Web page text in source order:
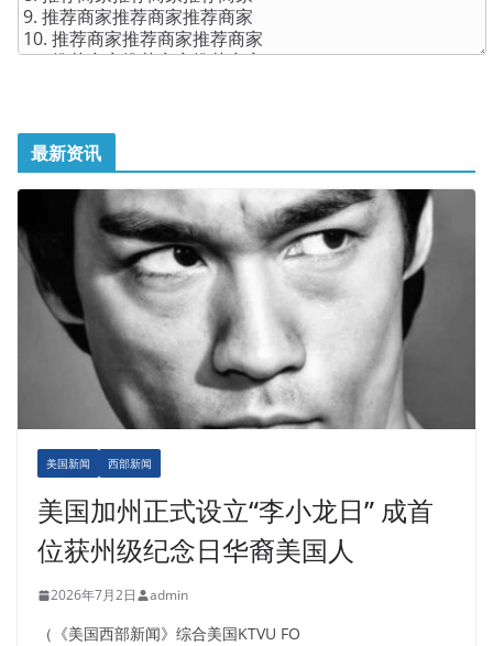
最新资讯
美国新闻 西部新闻
美国加州正式设立“李小龙日” 成首
位获州级纪念日华裔美国人
2026年7月2日 admin
（《美国西部新闻》综合美国KTVU FO